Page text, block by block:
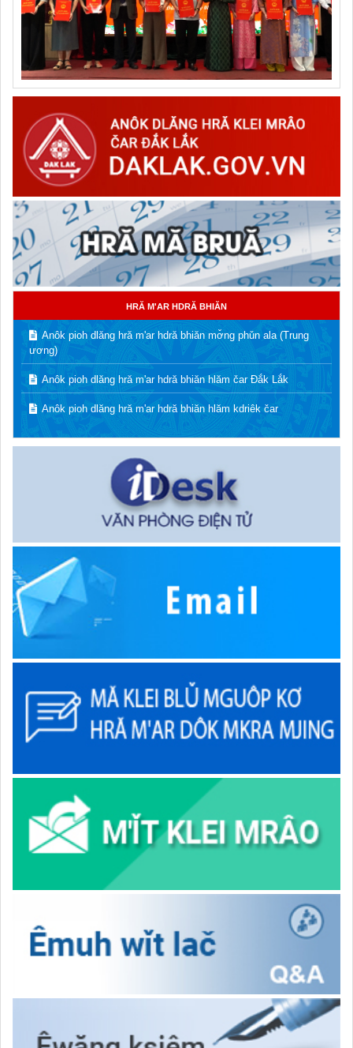
HRĂ M'AR HDRĂ BHIĂN
Anôk pioh dlăng hră m'ar hdră bhiăn mơ̌ng phǔn ala (Trung
ương)
Anôk pioh dlăng hră m'ar hdră bhiăn hlăm čar Đắk Lắk
Anôk pioh dlăng hră m'ar hdră bhiăn hlăm kdriêk čar